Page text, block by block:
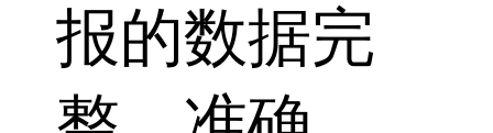
报的数据完